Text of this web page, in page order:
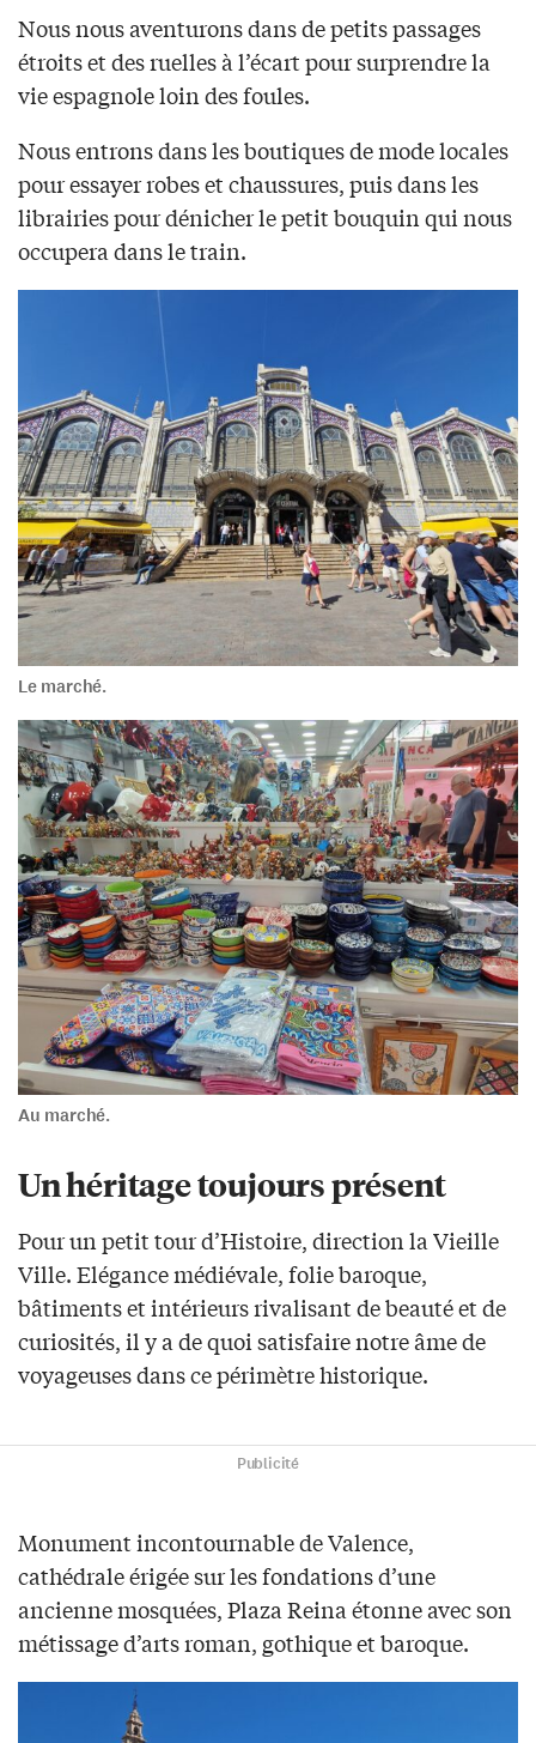
Nous nous aventurons dans de petits passages
étroits et des ruelles à l’écart pour surprendre la
vie espagnole loin des foules.
Nous entrons dans les boutiques de mode locales
pour essayer robes et chaussures, puis dans les
librairies pour dénicher le petit bouquin qui nous
occupera dans le train.
Le marché.
Au marché.
Un héritage toujours présent
Pour un petit tour d’Histoire, direction la Vieille
Ville. Elégance médiévale, folie baroque,
bâtiments et intérieurs rivalisant de beauté et de
curiosités, il y a de quoi satisfaire notre âme de
voyageuses dans ce périmètre historique.
Publicité
Monument incontournable de Valence,
cathédrale érigée sur les fondations d’une
ancienne mosquées, Plaza Reina étonne avec son
métissage d’arts roman, gothique et baroque.